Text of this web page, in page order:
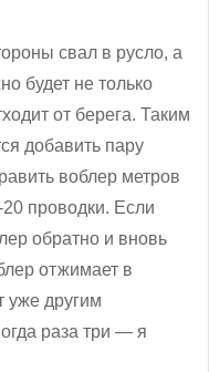
свал в русло, а
будет не только
от берега. Таким
добавить пару
воблер метров
проводки. Если
обратно и вновь
отжимает в
уже другим
раза три — я